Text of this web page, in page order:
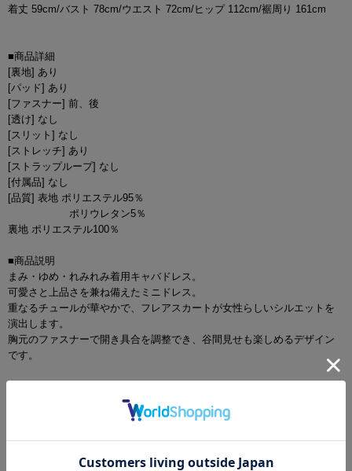
着丈 59cm/バスト 78cm/ウエスト 72cm/ヒップ 112cm/裾周り 161cm
■商品詳細
[裏地] あり
[パッド] あり
[ファスナー] 前、後
[透け] なし
[スリット] なし
[ストレッチ] あり
[ストラップループ] なし
[付属品] なし
[品質] 表地 ポリエステル95％
ポリウレタン5％
裏地 ポリエステル100％
■商品説明
まみ・ゆめ・れみれみ着用キャバドレス。
可愛さと上品さを兼ね備えたミニドレス。
重なるチュールが華やかで、フレアスカートが女性らしいシルエットを
演出します。
胸元のファスナーで開き具合を調整でき、谷間見せも楽しめるデザイン
です。